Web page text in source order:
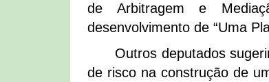
de Arbitragem e
desenvolvimento de “Uma
Outros deputados
de risco na construção de